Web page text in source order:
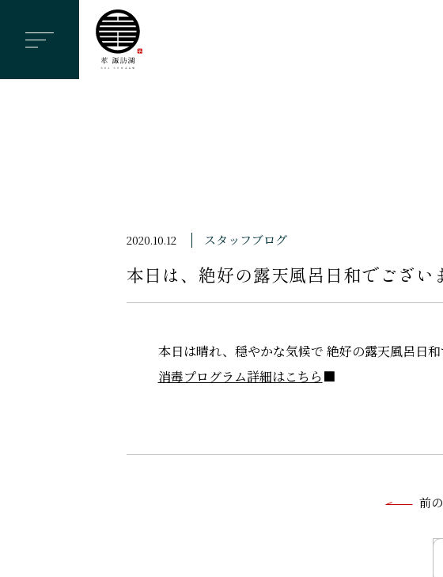
ー
本日は、絶好の露天風呂日和でござい
2020.10.12 スタッフブログ
本日は晴れ、穏やかな気候で 絶好の露天風呂日
消毒プログラム詳細はこちら ■
前